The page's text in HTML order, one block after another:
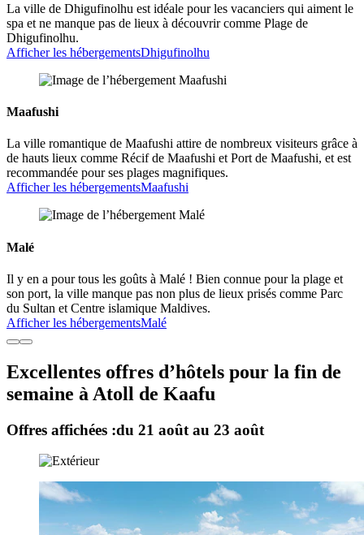
La ville de Dhigufinolhu est idéale pour les vacanciers qui aiment le
spa et ne manque pas de lieux à découvrir comme Plage de
Dhigufinolhu.
Afficher les hébergementsDhigufinolhu
Maafushi
La ville romantique de Maafushi attire de nombreux visiteurs grâce à
de hauts lieux comme Récif de Maafushi et Port de Maafushi, et est
recommandée pour ses plages magnifiques.
Afficher les hébergementsMaafushi
Malé
Il y en a pour tous les goûts à Malé ! Bien connue pour la plage et
son port, la ville manque pas non plus de lieux prisés comme Parc
du Sultan et Centre islamique Maldives.
Afficher les hébergementsMalé
Excellentes offres d’hôtels pour la fin de
semaine à Atoll de Kaafu
Offres affichées :du 21 août au 23 août